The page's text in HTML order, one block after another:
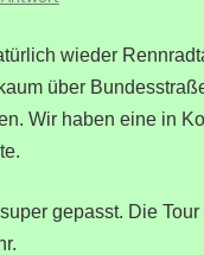
wieder
über
Wir haben eine in
gepasst. Die